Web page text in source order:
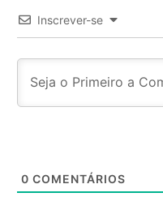
Inscrever-se
0 COMENTÁRIOS